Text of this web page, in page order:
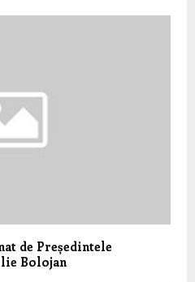
de Președintele
Bolojan